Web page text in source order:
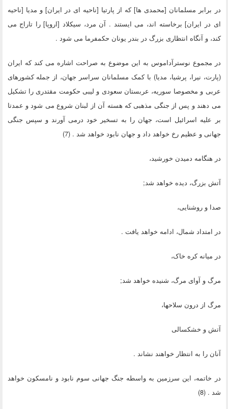
در برابر مسلمانان [محمدی ها] که از پارتیا [ناحیه ای در ایران] و مدیا [ناحیه
ای در ایران] برخاسته اند، می ایستند . آن مرد، سیکلاد [اروپا] را تاراج می
کند، و آنگاه انتظاری بزرگ در بندر یونان حکمفرما می شود .
در مجموع نوسترآداموس به این موضوع به صراحت اشاره می کند که ایران
(پارت، نیرا، پرشیا، مدیا) با کمک مسلمانان سراسر جهان، از جمله کشورهای
عربی و مخصوصا سوریه، عربستان سعودی و لیبی حکومت مقتدری را تشکیل
می دهند و پس از جنگی مذهبی که هسته آن از لبنان شروع می شود و عمدتا
بر علیه اسرائیل است، جهان را به تسخیر خود درمی آورند و سپس جنگی
جهانی و عظیم رخ خواهد داد و جهان نابود خواهد شد . (7)
در هنگامه دمیدن خورشید،
آتش بزرگ، دیده خواهد شد;
صدا و روشنایی،
در امتداد شمال، ادامه خواهد یافت .
در میانه کره خاک،
مرگ و آوای مرگ، شنیده خواهد شد;
مرگ از درون سلاحها،
آتش و خشکسالی
آنان را به انتظار خواهند نشاند .
در خاتمه، این سرزمین به واسطه جنگ جهانی سوم نابود و نامسکون خواهد
شد . (8)